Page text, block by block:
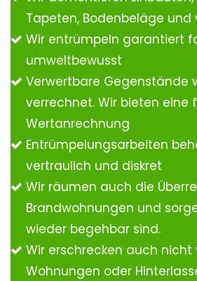
Tapeten, Bodenbeläge und
Wir entrümpeln garantiert
umweltbewusst
Verwertbare Gegenstände
verrechnet. Wir bieten eine
Wertanrechnung
Entrümpelungsarbeiten
vertraulich und diskret
Wir räumen auch die
Brandwohnungen und
wieder begehbar sind.
Wir erschrecken auch nicht
Wohnungen oder